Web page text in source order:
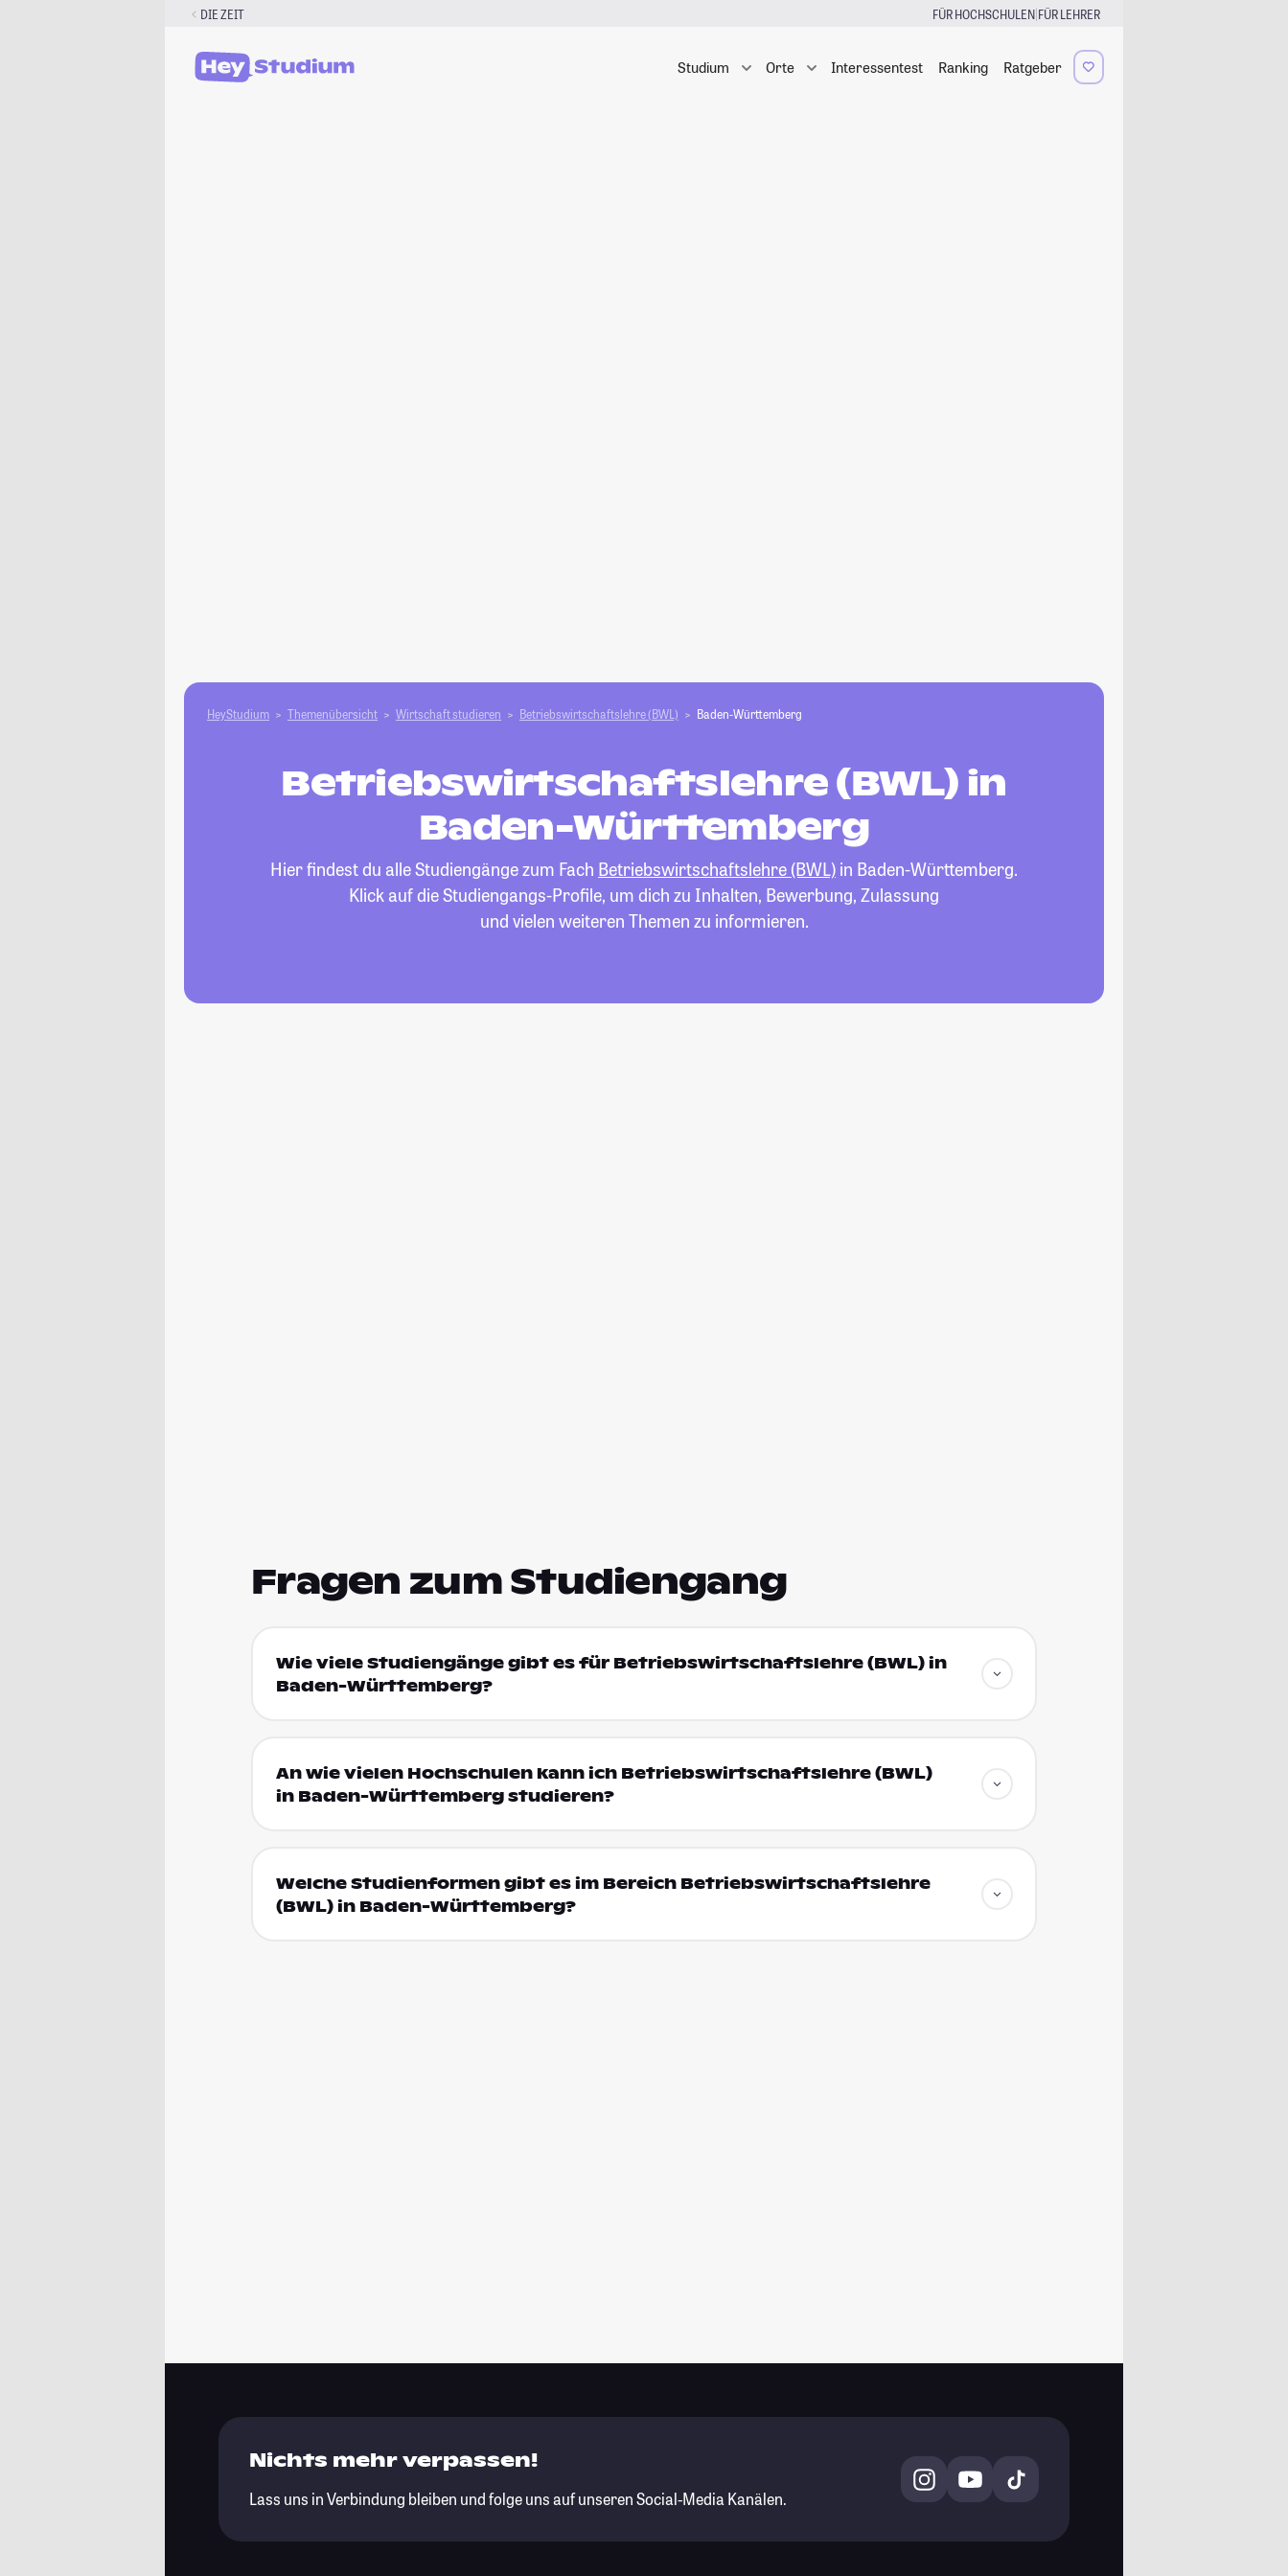
DIE ZEIT FÜR HOCHSCHULEN|FÜR LEHRER
Studium Orte Interessentest Ranking Ratgeber
HeyStudium Themenübersicht Wirtschaft studieren Betriebswirtschaftslehre (BWL) Baden-Württemberg
Betriebswirtschaftslehre (BWL) in
Baden-Württemberg
Hier findest du alle Studiengänge zum Fach Betriebswirtschaftslehre (BWL) in Baden-Württemberg.
Klick auf die Studiengangs-Profile, um dich zu Inhalten, Bewerbung, Zulassung
und vielen weiteren Themen zu informieren.
Fragen zum Studiengang
Wie viele Studiengänge gibt es für Betriebswirtschaftslehre (BWL) in
Baden-Württemberg?
An wie vielen Hochschulen kann ich Betriebswirtschaftslehre (BWL)
in Baden-Württemberg studieren?
Welche Studienformen gibt es im Bereich Betriebswirtschaftslehre
(BWL) in Baden-Württemberg?
Nichts mehr verpassen!
Lass uns in Verbindung bleiben und folge uns auf unseren Social-Media Kanälen.